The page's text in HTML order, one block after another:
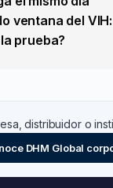
ventana del
prueba?
distribuidor o
DHM Global